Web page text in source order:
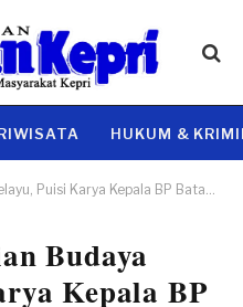
HUKUM &
BP Batam Guncang Panggung KSM ke-26
Budaya
Kepala BP